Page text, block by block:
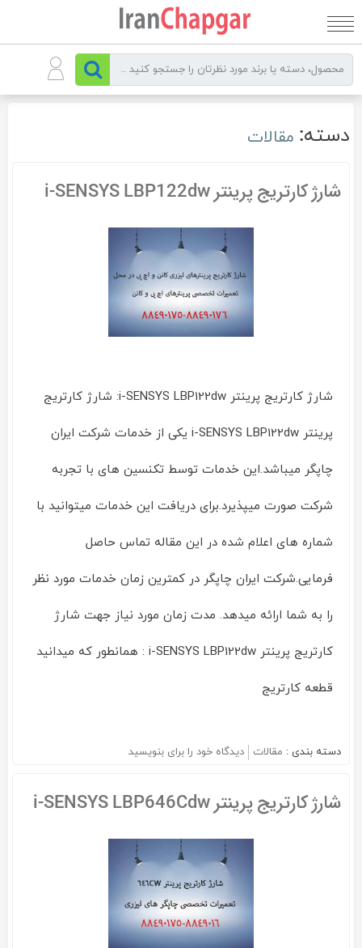
به
دسته: مقالات
شارژ کارتریج پرینتر i-SENSYS LBP122dw
شارژ کارتریج پرینتر i-SENSYS LBP122dw: شارژ کارتریج
پرینتر i-SENSYS LBP122dw یکی از خدمات شرکت ایران
چاپگر میباشد.این خدمات توسط تکنسین های با تجربه
شرکت صورت میپذیرد.برای دریافت این خدمات میتوانید با
شماره های اعلام شده در این مقاله تماس حاصل
فرمایی.شرکت ایران چاپگر در کمترین زمان خدمات مورد نظر
را به شما ارائه میدهد. مدت زمان مورد نیاز جهت شارژ
کارتریج پرینتر i-SENSYS LBP122dw : همانطور که میدانید
قطعه کارتریج
دسته بندی : مقالات دیدگاه خود را برای on
پرینتر
LBP122dw
بنویسید
شارژ کارتریج پرینتر i-SENSYS LBP646Cdw